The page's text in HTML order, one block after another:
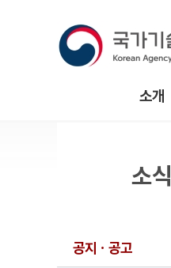
소개
소식
공지ㆍ공고